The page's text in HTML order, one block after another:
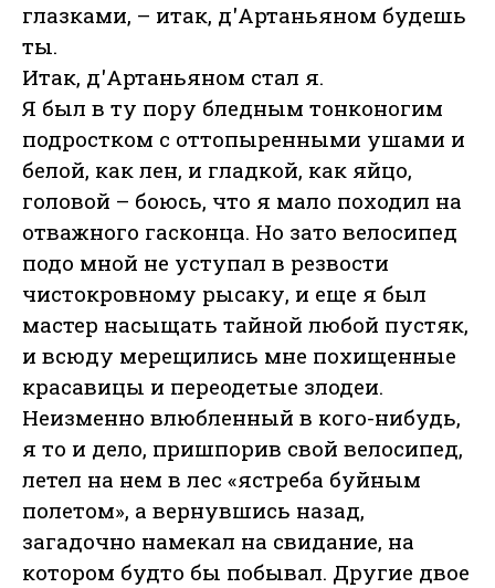
глазками, – итак, д'Артаньяном будешь
ты.
Итак, д'Артаньяном стал я.
Я был в ту пору бледным тонконогим
подростком с оттопыренными ушами и
белой, как лен, и гладкой, как яйцо,
головой – боюсь, что я мало походил на
отважного гасконца. Но зато велосипед
подо мной не уступал в резвости
чистокровному рысаку, и еще я был
мастер насыщать тайной любой пустяк,
и всюду мерещились мне похищенные
красавицы и переодетые злодеи.
Неизменно влюбленный в кого-нибудь,
я то и дело, пришпорив свой велосипед,
летел на нем в лес «ястреба буйным
полетом», а вернувшись назад,
загадочно намекал на свидание, на
котором будто бы побывал. Другие двое